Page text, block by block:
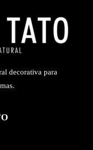
decorativa para